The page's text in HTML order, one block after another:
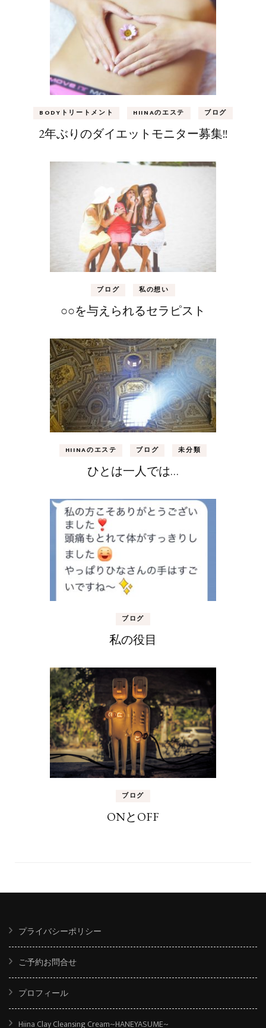
BODYトリートメント HIINAのエステ ブログ
2年ぶりのダイエットモニター募集!!
ブログ 私の想い
○○を与えられるセラピスト
HIINAのエステ ブログ 未分類
ひとは一人では…
ブログ
私の役目
ブログ
ONとOFF
プライバシーポリシー
ご予約お問合せ
プロフィール
Hiina Clay Cleansing Cream~HANEYASUME~